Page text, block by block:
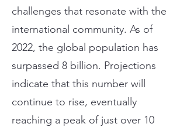
challenges that resonate with the
international community. As of
2022, the global population has
surpassed 8 billion. Projections
indicate that this number will
continue to rise, eventually
reaching a peak of just over 10